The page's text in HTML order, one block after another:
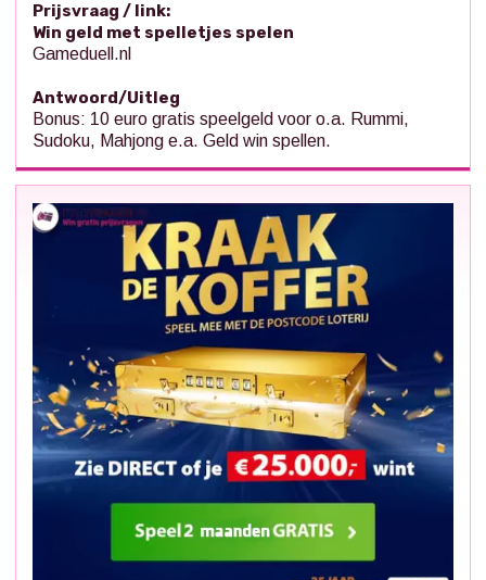
Prijsvraag / link:
Win geld met spelletjes spelen
Gameduell.nl
Antwoord/Uitleg
Bonus: 10 euro gratis speelgeld voor o.a. Rummi,
Sudoku, Mahjong e.a. Geld win spellen.